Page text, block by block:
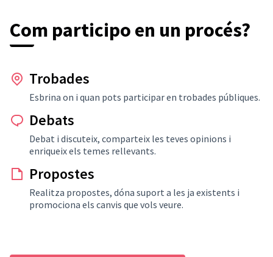
Com participo en un procés?
Trobades
Esbrina on i quan pots participar en trobades públiques.
Debats
Debat i discuteix, comparteix les teves opinions i
enriqueix els temes rellevants.
Propostes
Realitza propostes, dóna suport a les ja existents i
promociona els canvis que vols veure.